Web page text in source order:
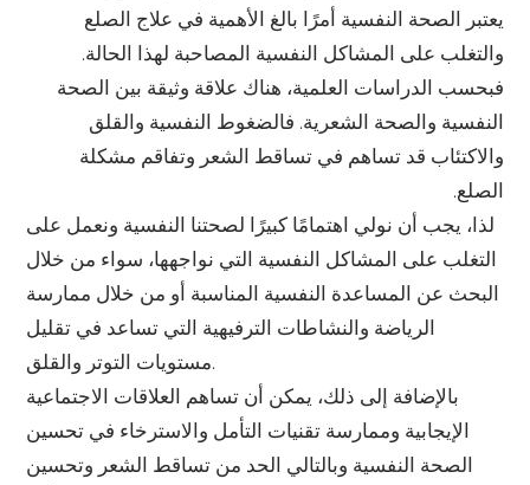
يعتبر الصحة النفسية أمرًا بالغ الأهمية في علاج الصلع
والتغلب على المشاكل النفسية المصاحبة لهذا الحالة.
فبحسب الدراسات العلمية، هناك علاقة وثيقة بين الصحة
النفسية والصحة الشعرية. فالضغوط النفسية والقلق
والاكتئاب قد تساهم في تساقط الشعر وتفاقم مشكلة
الصلع.
لذا، يجب أن نولي اهتمامًا كبيرًا لصحتنا النفسية ونعمل على
التغلب على المشاكل النفسية التي نواجهها، سواء من خلال
البحث عن المساعدة النفسية المناسبة أو من خلال ممارسة
الرياضة والنشاطات الترفيهية التي تساعد في تقليل
مستويات التوتر والقلق.
بالإضافة إلى ذلك، يمكن أن تساهم العلاقات الاجتماعية
الإيجابية وممارسة تقنيات التأمل والاسترخاء في تحسين
الصحة النفسية وبالتالي الحد من تساقط الشعر وتحسين